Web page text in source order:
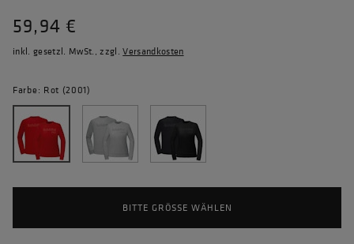
59,94 €
inkl. gesetzl. MwSt., zzgl.Versandkosten
Farbe: Rot (2001)
BITTE GRÖSSE WÄHLEN